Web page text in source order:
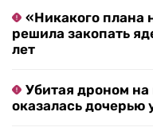
«Никакого плана
решила закопать
лет
Убитая дроном
оказалась дочерью